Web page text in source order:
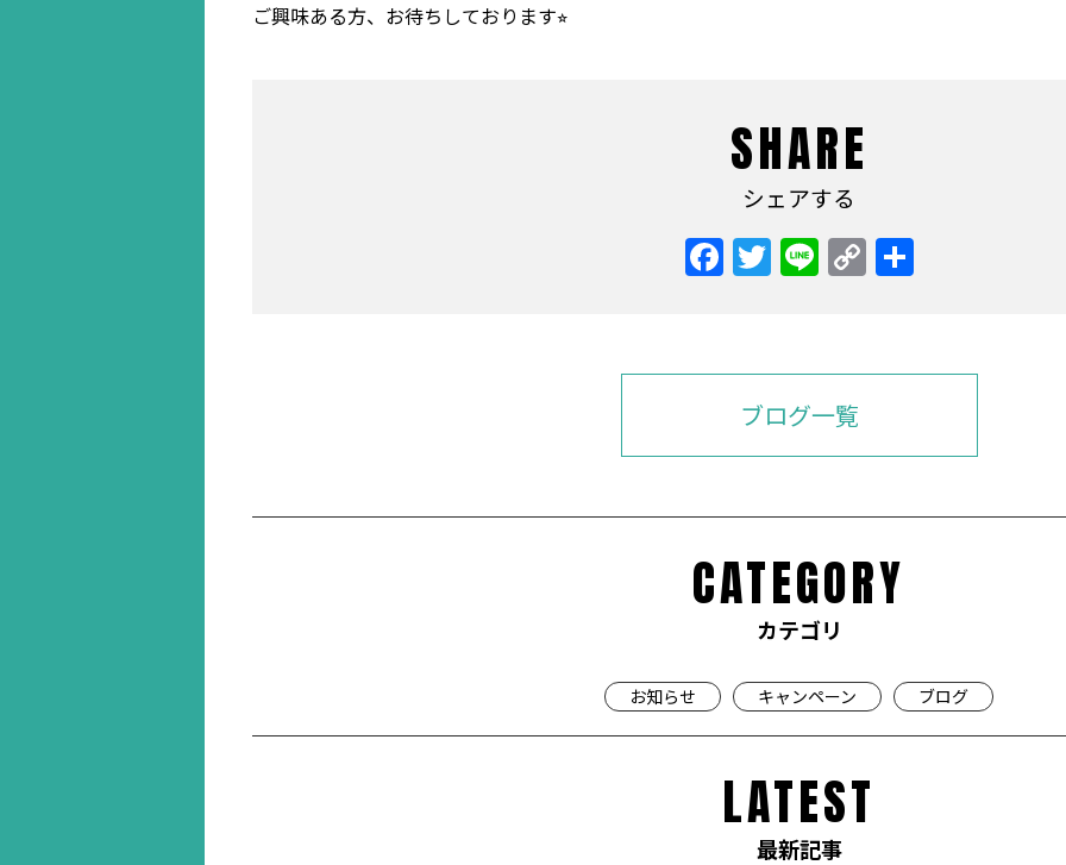
ご興味ある方、お待ちしております⭐︎
SHARE
シェアする
ブログ一覧
CATEGORY
カテゴリ
お知らせ キャンペーン ブログ
LATEST
最新記事